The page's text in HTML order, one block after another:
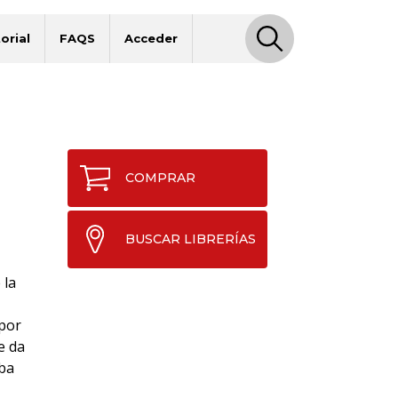
FAQS Acceder
la
da
COMPRAR
BUSCAR LIBRERÍAS